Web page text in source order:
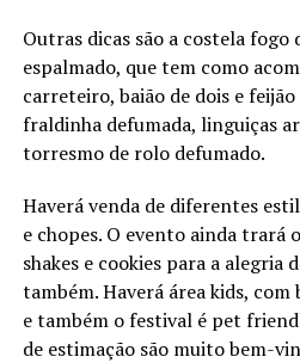
Outras dicas são a costela fogo
espalmado, que tem como
carreteiro, baião de dois e
fraldinha defumada, linguiças
torresmo de rolo defumado.
Haverá venda de diferentes
e chopes. O evento ainda trará
shakes e cookies para a alegria
também. Haverá área kids,
e também o festival é pet
de estimação são muito bem-